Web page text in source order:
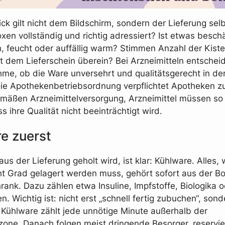
gilt nicht dem Bildschirm, sondern der Lieferung
vollständig und richtig adressiert? Ist etwas
feucht oder auffällig warm? Stimmen Anzahl der
dem Lieferschein überein? Bei Arzneimitteln
ob die Ware unversehrt und qualitätsgerecht in
Apothekenbetriebsordnung verpflichtet Apotheken
Arzneimittelversorgung, Arzneimittel müssen
ihre Qualität nicht beeinträchtigt wird.
zuerst
der Lieferung geholt wird, ist klar: Kühlware. Alles,
Grad gelagert werden muss, gehört sofort aus der
Dazu zählen etwa Insuline, Impfstoffe, Biologika
Wichtig ist: nicht erst „schnell fertig zubuchen“,
zählt jede unnötige Minute außerhalb der